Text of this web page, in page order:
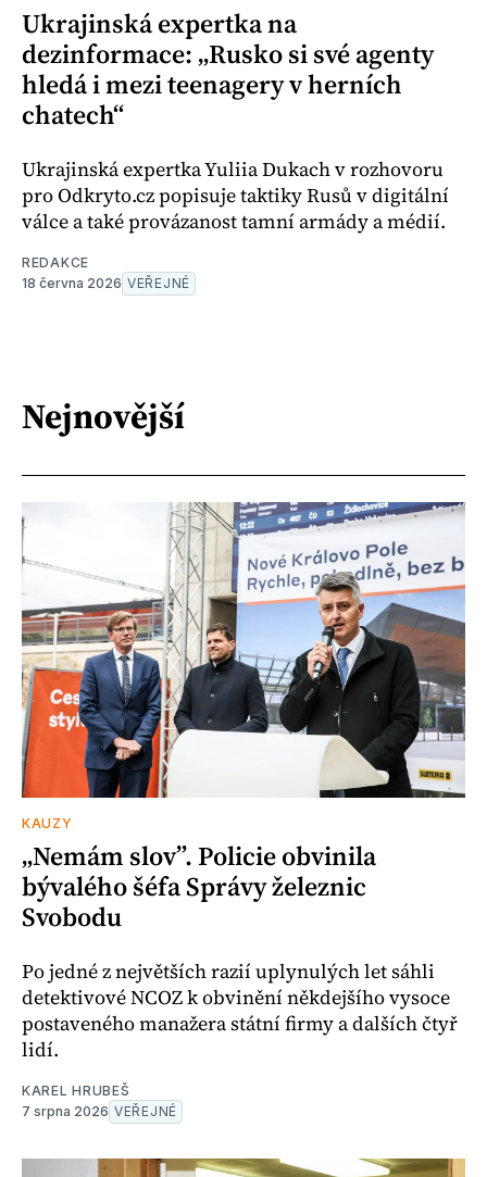
Ukrajinská expertka na
dezinformace: „Rusko si své agenty
hledá i mezi teenagery v herních
chatech“
Ukrajinská expertka Yuliia Dukach v rozhovoru
pro Odkryto.cz popisuje taktiky Rusů v digitální
válce a také provázanost tamní armády a médií.
REDAKCE
18 června 2026 VEŘEJNÉ
Nejnovější
KAUZY
„Nemám slov”. Policie obvinila
bývalého šéfa Správy železnic
Svobodu
Po jedné z největších razií uplynulých let sáhli
detektivové NCOZ k obvinění někdejšího vysoce
postaveného manažera státní firmy a dalších čtyř
lidí.
KAREL HRUBEŠ
7 srpna 2026 VEŘEJNÉ